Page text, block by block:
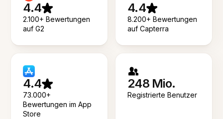
4.4
2.100+ Bewertungen
auf G2
4.4
8.200+ Bewertungen
auf Capterra
4.4
73.000+
Bewertungen im App
Store
248 Mio.
Registrierte Benutzer